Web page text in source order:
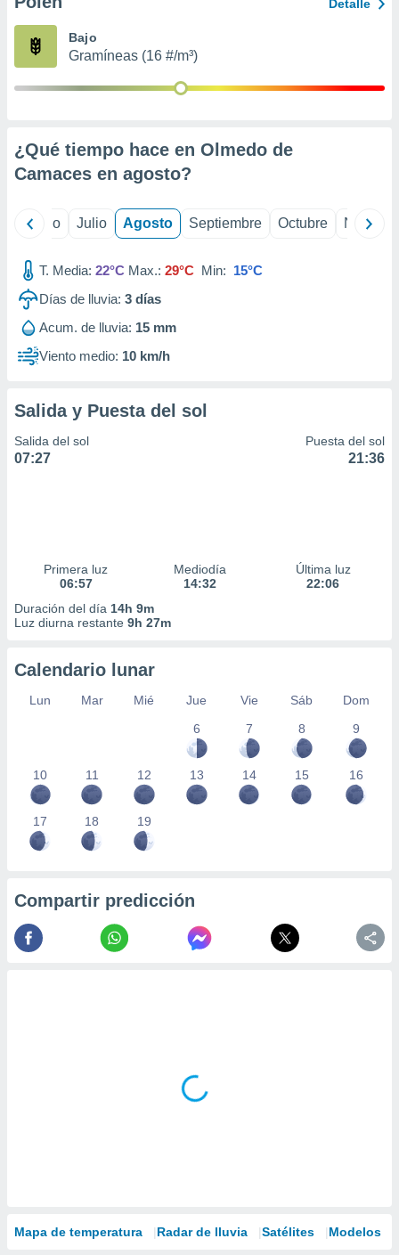
publicidad
1199
Detalle
Bajo
Gramíneas (16 #/m³)
¿Qué tiempo hace en Olmedo de
Camaces en agosto?
Junio Julio Agosto Septiembre Octubre
T. Media: 22°C Max.: 29°C Min: 15°C
Días de lluvia: 3 días
Acum. de lluvia: 15 mm
Viento medio: 10 km/h
Salida y Puesta del sol
Salida del sol
07:27
Puesta del sol
21:36
Primera luz
06:57
Mediodía
14:32
Última luz
22:06
Duración del día 14h 9m
Luz diurna restante 9h 27m
Calendario lunar
Lun Mar Mié Jue Vie Sáb
Dom
6
7 8 9
10 11 12 13 14 15 16
17 18 19
Compartir predicción
Mapa de temperatura Radar de lluvia Satélites Modelos